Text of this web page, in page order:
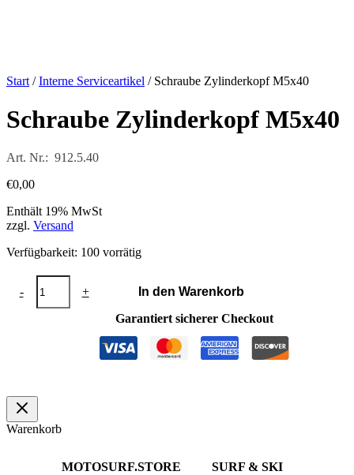
Start /Interne Serviceartikel / Schraube Zylinderkopf M5x40
Schraube Zylinderkopf M5x40
Art. Nr.: 912.5.40
€0,00
Enthält 19% MwSt
zzgl. Versand
Verfügbarkeit: 100 vorrätig
-
Schraube
Zylinderkopf
M5x40
+
In den Warenkorb
Garantiert sicherer Checkout
Warenkorb
MOTOSURF.STORE SURF & SKI